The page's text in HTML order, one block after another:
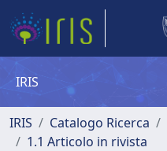
IRIS
IRIS Catalogo Ricerca
1.1 Articolo in rivista